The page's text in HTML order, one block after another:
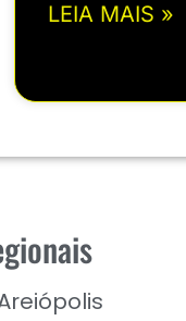
LEIA MAIS »